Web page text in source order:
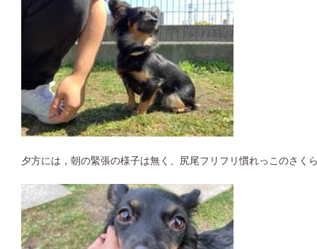
夕方には，朝の緊張の様子は無く、尻尾フリフリ慣れっこのさく